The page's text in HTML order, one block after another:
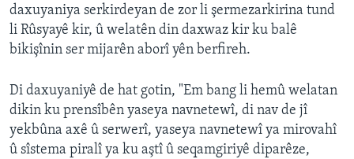
daxuyaniya serkirdeyan de zor li şermezarkirina tund
li Rûsyayê kir, û welatên din daxwaz kir ku balê
bikişînin ser mijarên aborî yên berfireh.
Di daxuyaniyê de hat gotin, "Em bang li hemû welatan
dikin ku prensîbên yaseya navnetewî, di nav de jî
yekbûna axê û serwerî, yaseya navnetewî ya mirovahî
û sîstema piralî ya ku aştî û seqamgiriyê diparêze,